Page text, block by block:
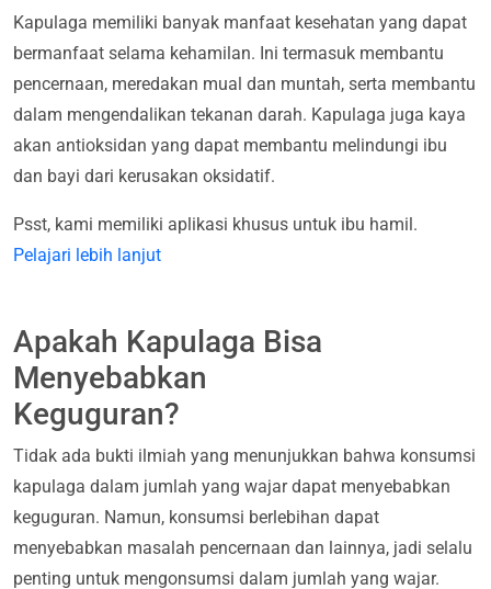
Kapulaga memiliki banyak manfaat kesehatan yang dapat
bermanfaat selama kehamilan. Ini termasuk membantu
pencernaan, meredakan mual dan muntah, serta membantu
dalam mengendalikan tekanan darah. Kapulaga juga kaya
akan antioksidan yang dapat membantu melindungi ibu
dan bayi dari kerusakan oksidatif.
Psst, kami memiliki aplikasi khusus untuk ibu hamil.
Pelajari lebih lanjut
Apakah Kapulaga Bisa
Menyebabkan
Keguguran?
Tidak ada bukti ilmiah yang menunjukkan bahwa konsumsi
kapulaga dalam jumlah yang wajar dapat menyebabkan
keguguran. Namun, konsumsi berlebihan dapat
menyebabkan masalah pencernaan dan lainnya, jadi selalu
penting untuk mengonsumsi dalam jumlah yang wajar.